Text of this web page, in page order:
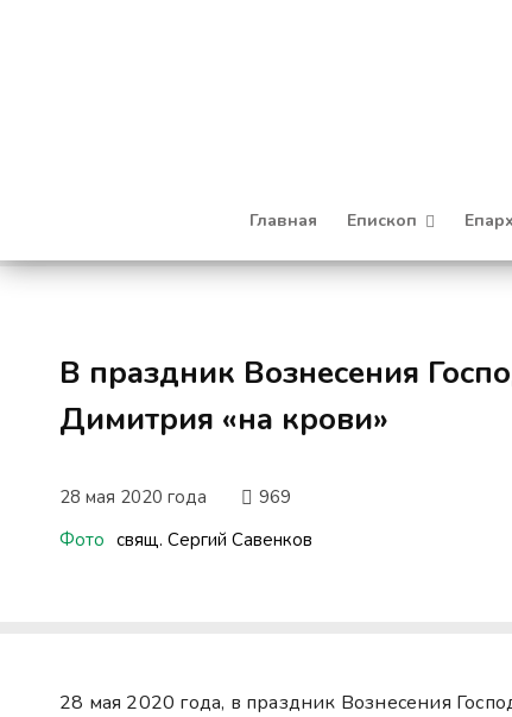
Главная Епископ
В праздник Вознесения
Димитрия «на крови»
28 мая 2020 года
969
Фото свящ. Сергий Савенков
28 мая 2020 года, в праздник Вознесения